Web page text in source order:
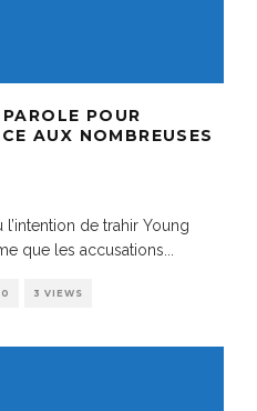
POUR
AUX NOMBREUSES
l’intention de trahir Young
que les accusations
0 3 VIEWS